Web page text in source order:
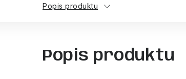
Popis produktu
Popis produktu